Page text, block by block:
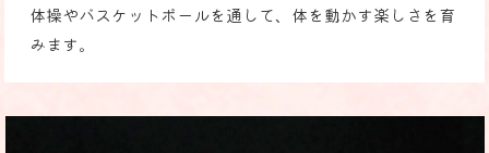
体操やバスケットボールを通して、体を動かす楽しさを育
みます。